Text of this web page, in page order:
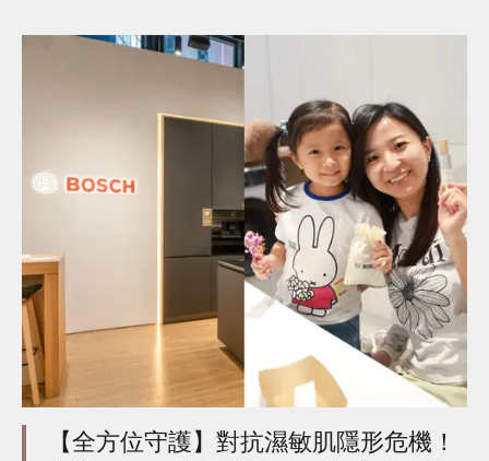
【全方位守護】對抗濕敏肌隱形危機！